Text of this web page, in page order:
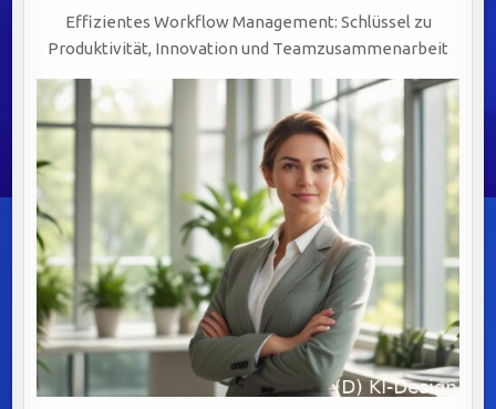
Effizientes Workflow Management: Schlüssel zu
Produktivität, Innovation und Teamzusammenarbeit